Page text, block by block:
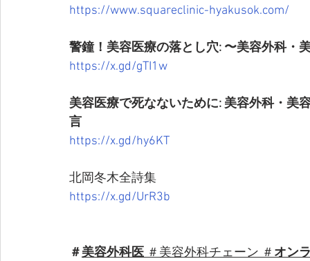
https://www.squareclinic-hyakusok.com/
警鐘！美容医療の落とし穴: 〜美容外科・
https://x.gd/gTI1w
美容医療で死なないために: 美容外科・美
言
https://x.gd/hy6KT
北岡冬木全詩集
https://x.gd/UrR3b
＃美容外科医 ＃美容外科チェーン ＃ オン